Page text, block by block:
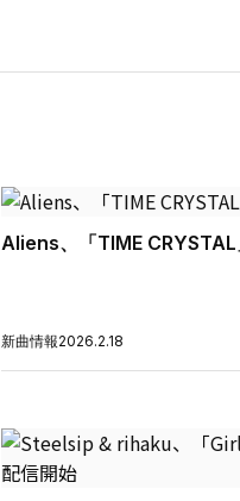
Aliens、「TIME
新曲情報2026.2.18